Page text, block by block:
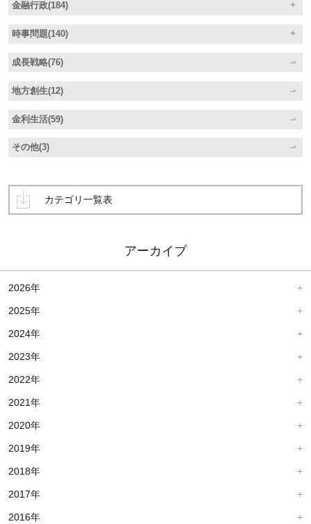
金融行政(184)
時事問題(140)
成長戦略(76)
地方創生(12)
金利生活(59)
その他(3)
カテゴリ一覧表
アーカイブ
2026年
2025年
2024年
2023年
2022年
2021年
2020年
2019年
2018年
2017年
2016年